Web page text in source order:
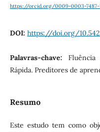
https://orcid.org/0009-0003-7487-
DOI: https://doi.org/
Palavras-chave: Fluência
Rápida. Preditores de
Resumo
Este estudo tem como